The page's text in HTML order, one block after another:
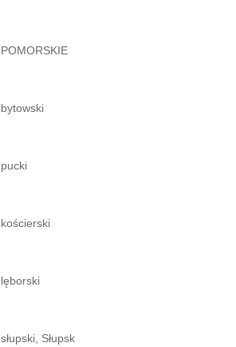
POMORSKIE
bytowski
pucki
kościerski
lęborski
słupski, Słupsk